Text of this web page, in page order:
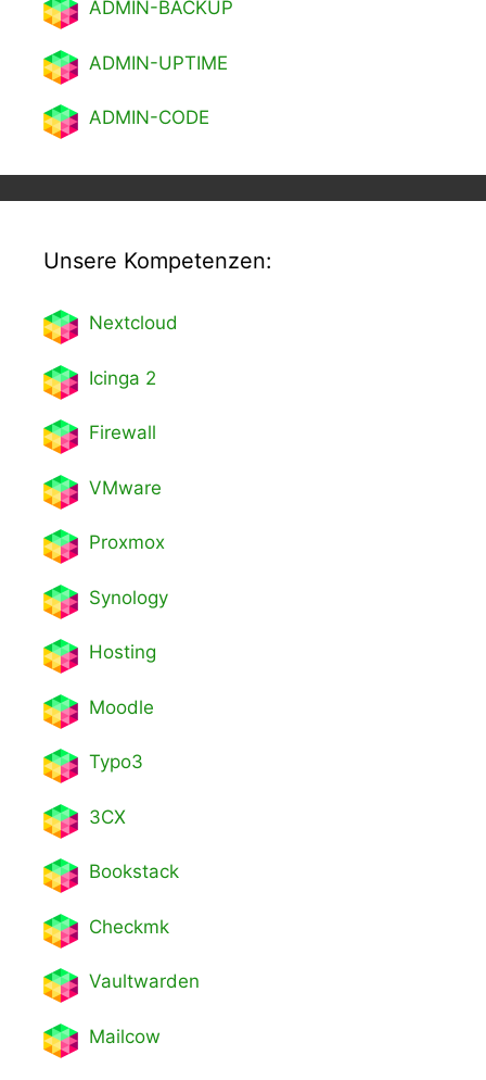
ADMIN-BACKUP
ADMIN-UPTIME
ADMIN-CODE
Unsere Kompetenzen:
Nextcloud
Icinga 2
Firewall
VMware
Proxmox
Synology
Hosting
Moodle
Typo3
3CX
Bookstack
Checkmk
Vaultwarden
Mailcow